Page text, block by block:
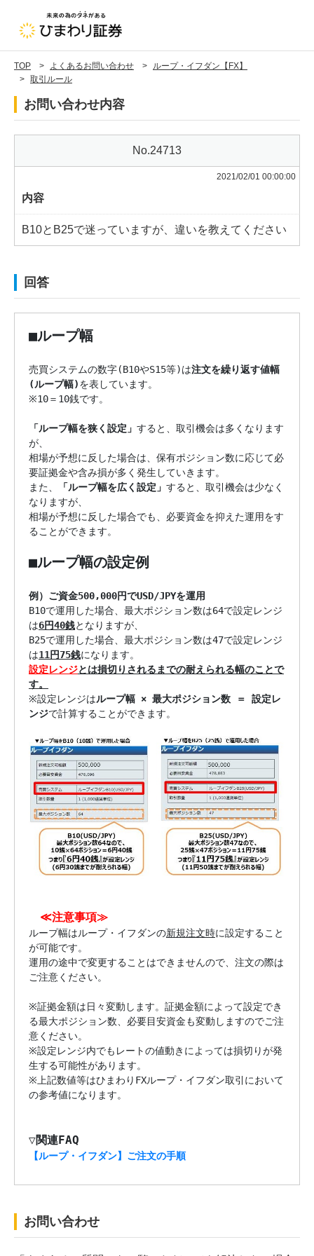
TOP よくあるお問い合わせ
ループ・イフダン【FX】
取引ルール
お問い合わせ内容
24713
2021/02/01 00:00:00
内容
B10とB25で迷っていますが、違いを教えてください
回答
■ループ幅
売買システムの数字(B10やS15等)は注文を繰り返す値幅
(ループ幅)を表しています。
※10＝10銭です。
「ループ幅を狭く設定」 すると、取引機会は多くなります
が、
相場が予想に反した場合は、保有ポジション数に応じて必
要証拠金や含み損が多く発生していきます。
また、
「ループ幅を広く設定」 すると、取引機会は少なく
なりますが、
相場が予想に反した場合でも、必要資金を抑えた運用をす
ることができます。
■ループ幅の設定例
例）ご資金500,000円でUSD/JPYを運用
B10で運用した場合、最大ポジション数は64で設定レンジ
は6円40銭となりますが、
B25で運用した場合、最大ポジション数は47で設定レンジ
は11円75銭
設定レンジとは損切りされるまでの耐えられる幅のことで
す。
※設定レンジはループ幅 × 最大ポジション数 ＝ 設定レ
ンジで計算することができます。
≪注意事項≫
ループ幅はループ・イフダンの新規注文時に設定すること
が可能です。
運用の途中で変更することはできませんので、注文の際は
ご注意ください。
※証拠金額は日々変動します。証拠金額によって設定でき
る最大ポジション数、必要目安資金も変動しますのでご注
意ください。
※設定レンジ内でもレートの値動きによっては損切りが発
生する可能性があります。
※上記数値等はひまわりFXループ・イフダン取引において
の参考値になります。
▽関連FAQ
【ループ・イフダン】ご注文の手順
お問い合わせ